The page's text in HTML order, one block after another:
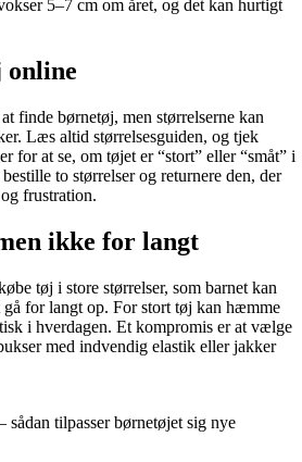
5–7 cm om året, og det kan hurtigt
online
finde børnetøj, men størrelserne kan
Læs altid størrelsesguiden, og tjek
for at se, om tøjet er “stort” eller “småt” i
to størrelser og returnere den, der
frustration.
ikke for langt
tøj i store størrelser, som barnet kan
gå for langt op. For stort tøj kan hæmme
i hverdagen. Et kompromis er at vælge
med indvendig elastik eller jakker
tilpasser børnetøjet sig nye